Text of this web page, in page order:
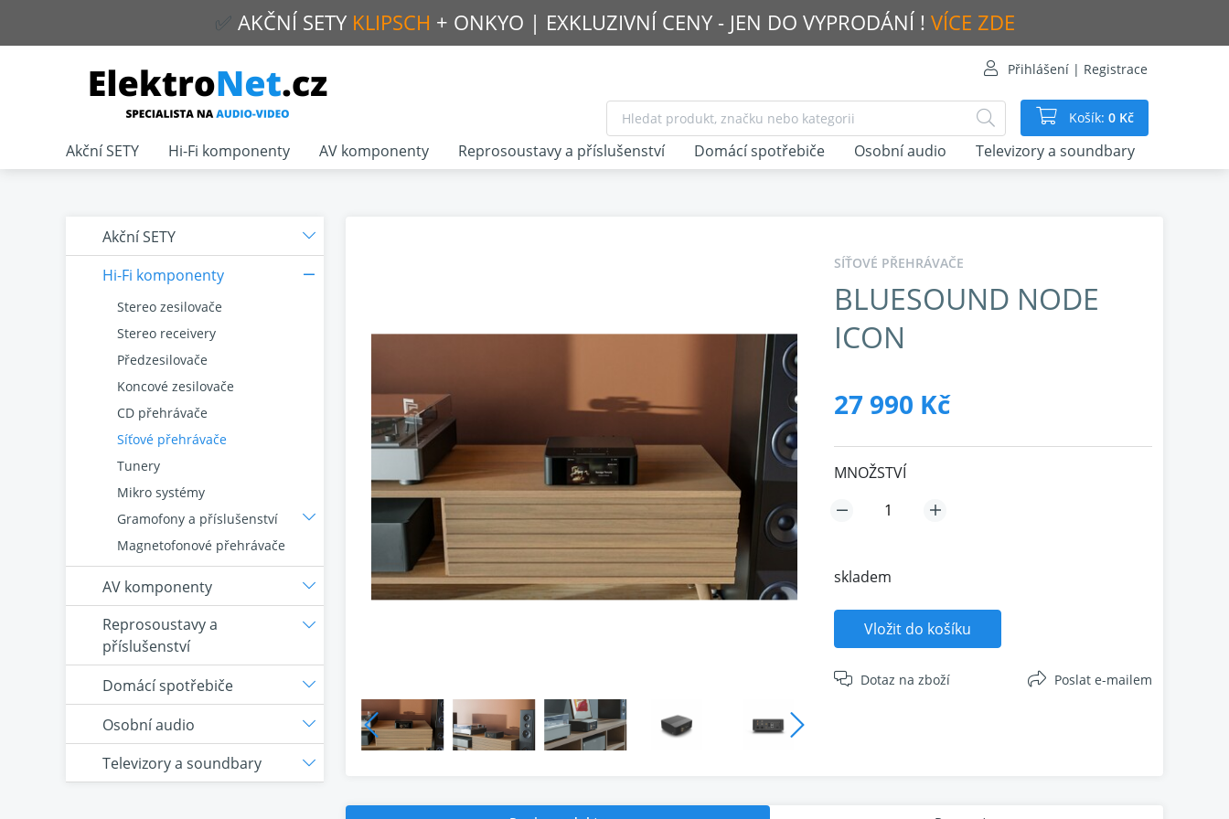
✅ AKČNÍ SETY KLIPSCH + ONKYO | EXKLUZIVNÍ CENY - JEN DO VYPRODÁNÍ ! VÍCE ZDE
Přihlášení | Registrace
Košík: 0 Kč
SÍŤOVÉ PŘEHRÁVAČE
BLUESOUND NODE
ICON
27 990 Kč
MNOŽSTVÍ
skladem
Vložit do košíku
Dotaz na zboží Poslat e-mailem
Akční SETY
Hi-Fi komponenty
Stereo zesilovače
Stereo receivery
Předzesilovače
Koncové zesilovače
CD přehrávače
Síťové přehrávače
Tunery
Mikro systémy
Gramofony a příslušenství
Magnetofonové přehrávače
AV komponenty
Reprosoustavy a
příslušenství
Domácí spotřebiče
Osobní audio
Televizory a soundbary
Akční SETY Hi-Fi komponenty AV komponenty Reprosoustavy a příslušenství Domácí spotřebiče Osobní audio Televizory a soundbary